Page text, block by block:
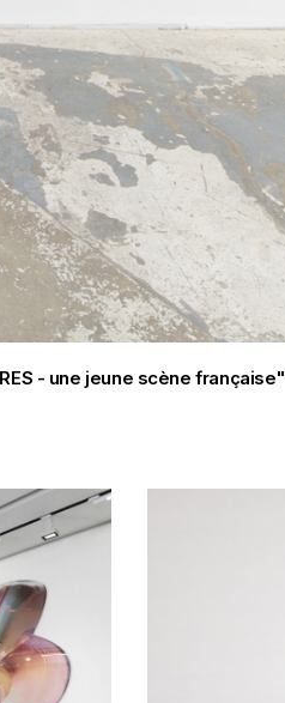
- une jeune scène française"